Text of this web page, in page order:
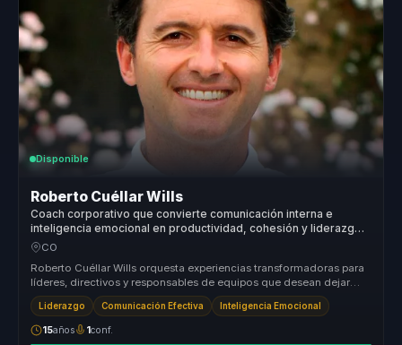
Disponible
Roberto Cuéllar Wills
Coach corporativo que convierte comunicación interna e
inteligencia emocional en productividad, cohesión y liderazgo
consciente para equipos.
CO
Roberto Cuéllar Wills orquesta experiencias transformadoras para
líderes, directivos y responsables de equipos que desean dejar
atrás las...
Liderazgo Comunicación Efectiva Inteligencia Emocional
15años 1conf.